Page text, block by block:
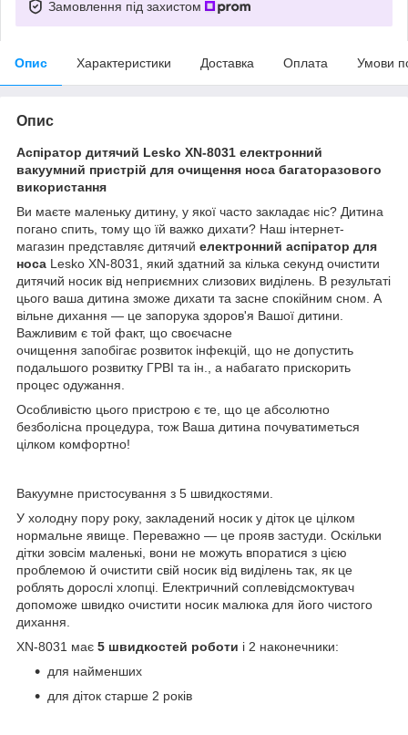
Замовлення під захистом
Опис Характеристики Доставка Оплата Умови
Опис
Аспіратор дитячий Lesko XN-8031 електронний
вакуумний пристрій для очищення носа багаторазового
використання
Ви маєте маленьку дитину, у якої часто закладає ніс? Дитина
погано спить, тому що їй важко дихати? Наш інтернет-
магазин представляє дитячий електронний аспіратор для
носа Lesko XN-8031, який здатний за кілька секунд очистити
дитячий носик від неприємних слизових виділень. В результаті
цього ваша дитина зможе дихати та засне спокійним сном. А
вільне дихання — це запорука здоров'я Вашої дитини.
Важливим є той факт, що своєчасне
очищення запобігає розвиток інфекцій, що не допустить
подальшого розвитку ГРВІ та ін., а набагато прискорить
процес одужання.
Особливістю цього пристрою є те, що це абсолютно
безболісна процедура, тож Ваша дитина почуватиметься
цілком комфортно!
Вакуумне пристосування з 5 швидкостями.
У холодну пору року, закладений носик у діток це цілком
нормальне явище. Переважно — це прояв застуди. Оскільки
дітки зовсім маленькі, вони не можуть впоратися з цією
проблемою й очистити свій носик від виділень так, як це
роблять дорослі хлопці. Електричний соплевідсмоктувач
допоможе швидко очистити носик малюка для його чистого
дихання.
XN-8031 має 5 швидкостей роботи і 2 наконечники:
для найменших
для діток старше 2 років